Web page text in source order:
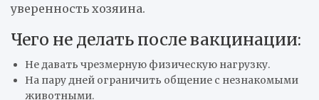
уверенность хозяина.
Чего не делать после вакцинации:
Не давать чрезмерную физическую нагрузку.
На пару дней ограничить общение с незнакомыми
животными.